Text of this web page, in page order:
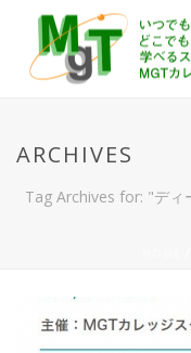
ARCHIVES
Tag Archives for: "ディ